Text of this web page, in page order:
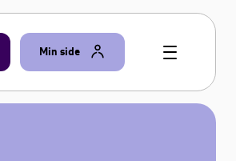
Min side